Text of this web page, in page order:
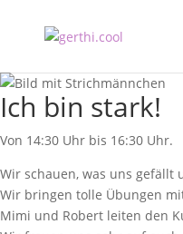
Ich bin stark!
Von 14:30 Uhr bis 16:30 Uhr.
Wir schauen, was uns gefällt
Wir bringen tolle Übungen
Mimi und Robert leiten den